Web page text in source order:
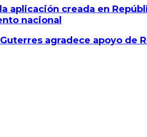
la aplicación creada en
nacional
agradece apoyo de